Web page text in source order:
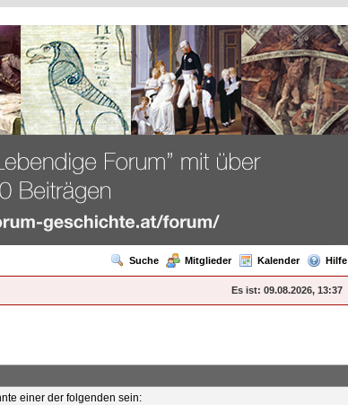
Suche Mitglieder Kalender Hilfe
Es ist: 09.08.2026, 13:37
einer der folgenden sein: